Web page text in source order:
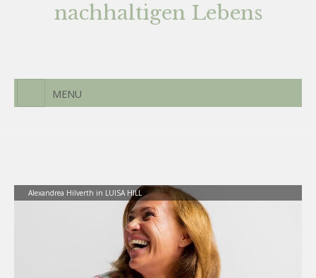
nachhaltigen Lebens
MENU
Alexandrea Hilverth in LUISA HILL